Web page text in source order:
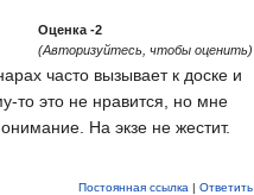
Оценка -2
(Авторизуйтесь, чтобы оценить)
часто вызывает к доске и
то это не нравится, но мне
На экзе не жестит.
Постоянная ссылка | Ответить